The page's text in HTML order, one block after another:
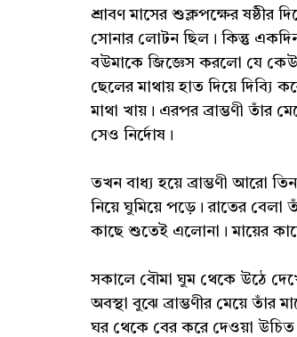
শ্রাবণ মাসের শুক্লপক্ষের ষষ্ঠীর
সোনার লোটন ছিল। কিন্তু
বউমাকে জিজ্ঞেস করলো যে
ছেলের মাথায় হাত দিয়ে দিব্যি
মাথা খায়। এরপর ব্রাম্ভণী তাঁর
সেও নির্দোষ।
তখন বাধ্য হয়ে ব্রাম্ভণী আরো
নিয়ে ঘুমিয়ে পড়ে। রাতের
কাছে শুতেই এলোনা। মায়ের
সকালে বৌমা ঘুম থেকে উঠে
অবস্থা বুঝে ব্রাম্ভণীর মেয়ে
ঘর থেকে বের করে দেওয়া